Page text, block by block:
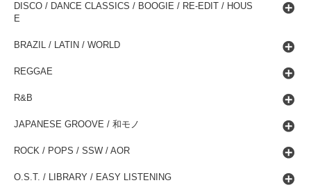
DISCO / DANCE CLASSICS / BOOGIE / RE-EDIT / HOUS
E
BRAZIL / LATIN / WORLD
REGGAE
R&B
JAPANESE GROOVE / 和モノ
ROCK / POPS / SSW / AOR
O.S.T. / LIBRARY / EASY LISTENING